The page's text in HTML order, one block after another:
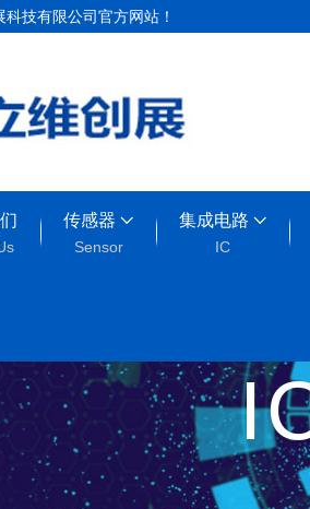
技有限公司官方网站！
传感器
Sensor
集成电路
IC